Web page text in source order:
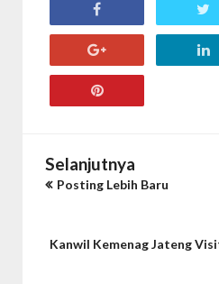
Selanjutnya
Posting Lebih Baru
Kanwil Kemenag Jateng